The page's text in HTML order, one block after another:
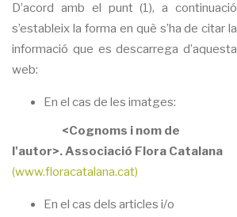
D’acord amb el punt (1), a continuació
s’estableix la forma en què s’ha de citar la
informació que es descarrega d’aquesta
web:
En el cas de les imatges:
<Cognoms i nom de
l'autor>.Associació Flora Catalana
(www.floracatalana.cat)
En el cas dels articles i/o